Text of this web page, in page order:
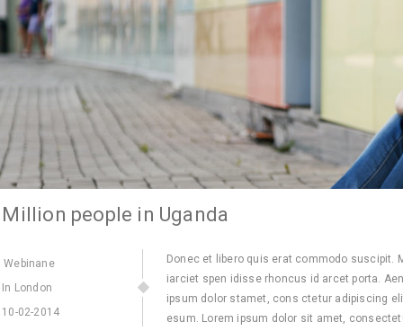
people in Uganda
Webinane
In London
10-02-2014
Donec et libero quis erat commodo suscipit.
iarciet spen idisse rhoncus id arcet porta.
ipsum dolor stamet, cons ctetur adipiscing
esum. Lorem ipsum dolor sit amet,